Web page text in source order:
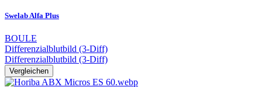
Swelab Alfa Plus
BOULE
Differenzialblutbild (3-Diff)
Differenzialblutbild (3-Diff)
Vergleichen